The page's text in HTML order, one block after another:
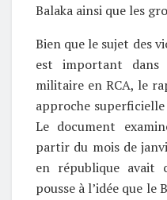
Balaka ainsi que les
Bien que le sujet des
est important
militaire en RCA, le
approche
Le document
partir du mois de
en république avait
pousse à l’idée que le